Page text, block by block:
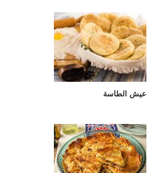
عيش الطاسة